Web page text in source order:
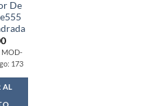
De
MOD-
173
AL